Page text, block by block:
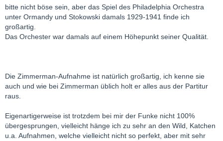
bitte nicht böse sein, aber das Spiel des Philadelphia Orchestra
unter Ormandy und Stokowski damals 1929-1941 finde ich
großartig.
Das Orchester war damals auf einem Höhepunkt seiner Qualität.
Die Zimmerman-Aufnahme ist natürlich großartig, ich kenne sie
auch und wie bei Zimmerman üblich holt er alles aus der Partitur
raus.
Eigenartigerweise ist trotzdem bei mir der Funke nicht 100%
übergesprungen, vielleicht hänge ich zu sehr an den Wild, Katchen
u.a. Aufnahmen, welche vielleicht nicht so perfekt, aber mit sehr